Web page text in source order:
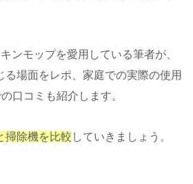
ンモップを愛用している筆者が、
る場面をレポ、家庭での実際の使用
口コミも紹介します。
掃除機を比較 していきましょう。